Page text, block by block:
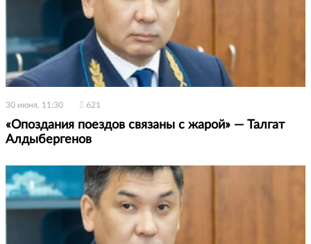
30 июня, 11:30 621
«Опоздания поездов связаны с жарой» — Талгат
Алдыбергенов